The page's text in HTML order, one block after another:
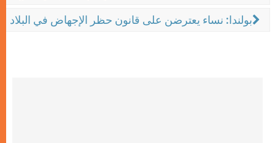
بولندا: نساء يعترضن على قانون حظر الإجهاض في البلاد